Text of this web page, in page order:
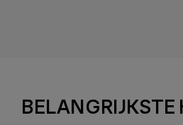
BELANGRIJKSTE